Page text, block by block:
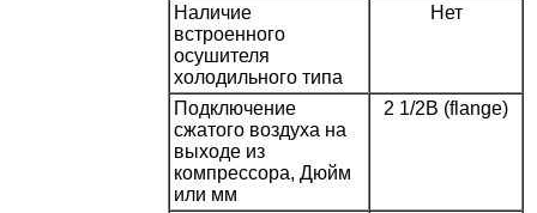
Наличие
встроенного
осушителя
холодильного типа
Нет
Подключение
сжатого воздуха на
выходе из
компрессора, Дюйм
или мм
2 1/2B (flange)